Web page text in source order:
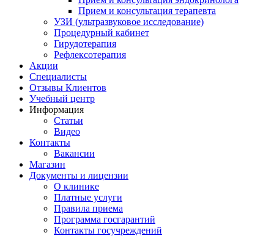
Прием и консультация терапевта
УЗИ (ультразвуковое исследование)
Процедурный кабинет
Гирудотерапия
Рефлексотерапия
Акции
Специалисты
Отзывы Клиентов
Учебный центр
Информация
Статьи
Видео
Контакты
Вакансии
Магазин
Документы и лицензии
О клинике
Платные услуги
Правила приема
Программа госгарантий
Контакты госучреждений